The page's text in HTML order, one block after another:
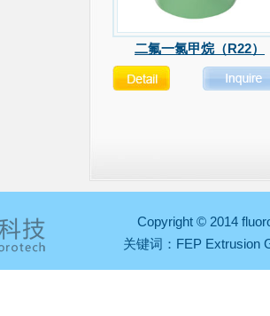
二氟一氯甲烷（R22）
Copyright © 2014
关键词： FEP Extrusion